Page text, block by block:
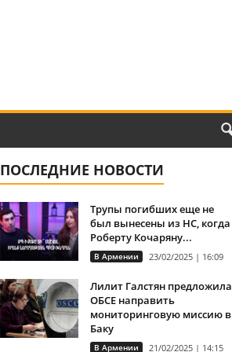
ПОСЛЕДНИЕ НОВОСТИ
Трупы погибших еще не
был вынесены из НС, когда
Роберту Кочаряну...
В Армении 23/02/2025 | 16:09
Лилит Галстян предложила
ОБСЕ направить
мониторинговую миссию в
Баку
В Армении 21/02/2025 | 14:15